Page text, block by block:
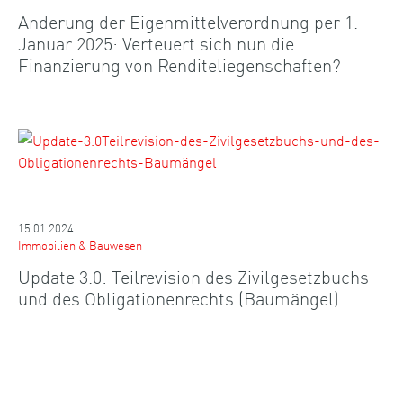
Änderung der Eigenmittelverordnung per 1.
Januar 2025: Verteuert sich nun die
Finanzierung von Renditeliegenschaften?
15.01.2024
Immobilien & Bauwesen
Update 3.0: Teilrevision des Zivilgesetzbuchs
und des Obligationenrechts (Baumängel)